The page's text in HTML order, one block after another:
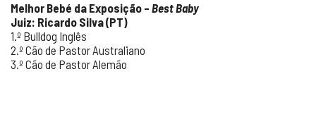
Melhor Bebé da Exposição – Best Baby
Juiz: Ricardo Silva (PT)
1.º Bulldog Inglês
2.º Cão de Pastor Australiano
3.º Cão de Pastor Alemão